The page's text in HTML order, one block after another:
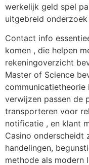
werkelijk geld spel
uitgebreid
Contact info
komen , die helpen
rekeningoverzicht
Master of Science
communicatietheorie
verwijzen passen de
transporteren voor
notificatie , en klant
Casino onderscheidt
handelingen,
methode als